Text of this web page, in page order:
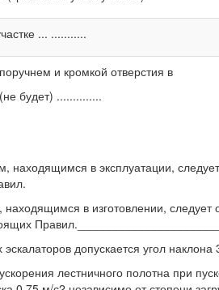
... ...........
и кромкой отверстия в
будет) ..............
находящимся в эксплуатации,
находящимся в изготовлении, следует
допускается угол
лестничного полотна при